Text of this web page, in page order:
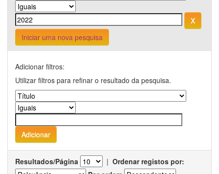
Iniciar uma nova pesquisa
Adicionar filtros:
Utilizar filtros para refinar o resultado da pesquisa.
Resultados/Página | Ordenar registos por: